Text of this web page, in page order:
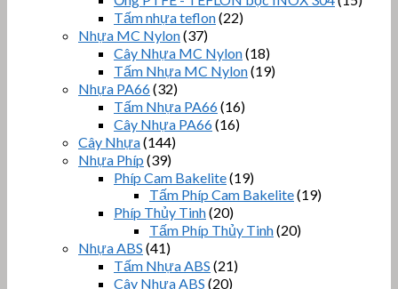
Tấm nhựa teflon(22)
Nhựa MC Nylon(37)
Cây Nhựa MC Nylon(18)
Tấm Nhựa MC Nylon(19)
Nhựa PA66(32)
Tấm Nhựa PA66(16)
Cây Nhựa PA66(16)
Cây Nhựa(144)
Nhựa Phíp (39)
Phíp Cam Bakelite(19)
Tấm Phíp Cam Bakelite(19)
Phíp Thủy Tinh(20)
Tấm Phíp Thủy Tinh(20)
Nhựa ABS (41)
Tấm Nhựa ABS (21)
Cây Nhựa ABS (20)